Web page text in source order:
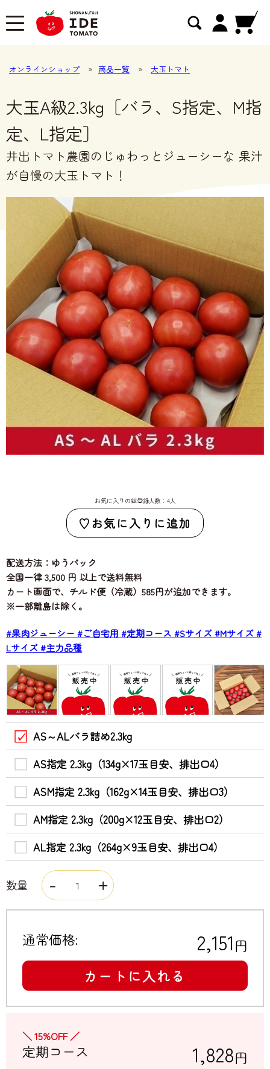
オンラインショップ » 商品一覧 » 大玉トマト
大玉A級2.3kg［バラ、S指定、M指
定、L指定］
井出トマト農園のじゅわっとジューシーな 果汁
が自慢の大玉トマト！
お気に入りの総登録人数：4人
お気に入りに追加
配送方法：ゆうパック
全国一律 3,500 円 以上で送料無料
カート画面で、チルド便（冷蔵）585円が追加できます。
※一部離島は除く。
#果肉ジューシー #ご自宅用 #定期コース #Sサイズ#Mサイズ#
Lサイズ#主力品種
AS～ALバラ詰め2.3kg
AS指定 2.3kg（134g×17玉目安、排出口4）
ASM指定 2.3kg（162g×14玉目安、排出口3）
AM指定 2.3kg（200g×12玉目安、排出口2）
AL指定 2.3kg（264g×9玉目安、排出口4）
数量
通常価格: 2,151円
カートに入れる
＼ 15%OFF ／
定期コース 1,828円